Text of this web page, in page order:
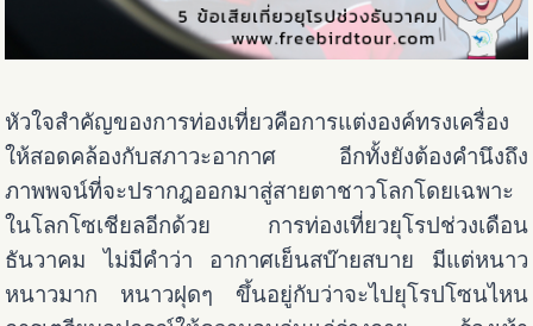
หัวใจสำคัญของการท่องเที่ยวคือการแต่งองค์ทรงเครื่อง
ให้สอดคล้องกับสภาวะอากาศ อีกทั้งยังต้องคำนึงถึง
ภาพพจน์ที่จะปรากฎออกมาสู่สายตาชาวโลกโดยเฉพาะ
ในโลกโซเชียลอีกด้วย การท่องเที่ยวยุโรปช่วงเดือน
ธันวาคม ไม่มีคำว่า อากาศเย็นสบ๊ายสบาย มีแต่หนาว
หนาวมาก หนาวฝุดๆ ขึ้นอยู่กับว่าจะไปยุโรปโซนไหน